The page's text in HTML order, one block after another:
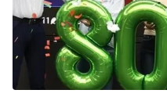
Sản phẩm
Thị trường
Tư vấn
Lịch phát sóng
Chuyên mục khác